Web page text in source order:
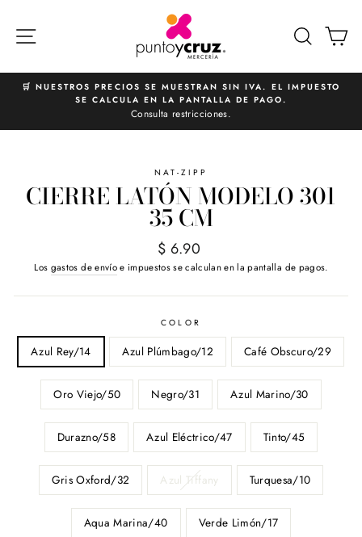
directamente
diapositivas
🛒 NUESTROS PRECIOS SE MUESTRAN SIN IVA. EL IMPUESTO
SE CALCULA EN LA PANTALLA DE PAGO.
Consulta restricciones.
NAT-ZIPP
CIERRE LATÓN MODELO 301
35 CM
Precio
habitual
$ 6.90
Los gastos de envíoe impuestos se calculan en la pantalla de pagos.
COLOR
Azul Rey/14 Azul Plúmbago/12 Café Obscuro/29
Oro Viejo/50 Negro/31 Azul Marino/30
Durazno/58 Azul Eléctrico/47 Tinto/45
Gris Oxford/32 Azul Tiffany Turquesa/10
Aqua Marina/40 Verde Limón/17